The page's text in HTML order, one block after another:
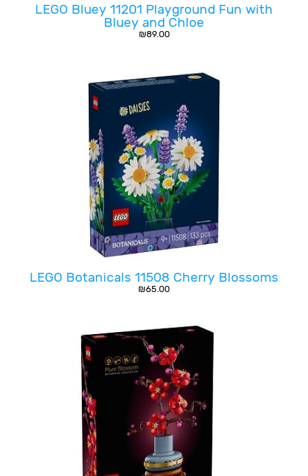
LEGO Bluey 11201 Playground Fun with
Bluey and Chloe
₪89.00
LEGO Botanicals 11508 Cherry Blossoms
₪65.00